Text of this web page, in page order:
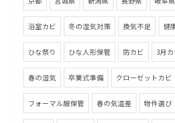
浴室カビ 冬の湿気対策 換気不足 健
ひな祭り ひな人形保管 防カビ 3月
春の湿気 卒業式準備 クローゼットカビ
フォーマル服保管 春の気温差 物件選び